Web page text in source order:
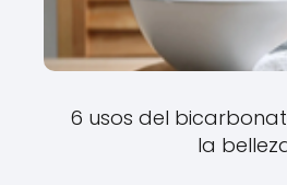
6 usos del
la